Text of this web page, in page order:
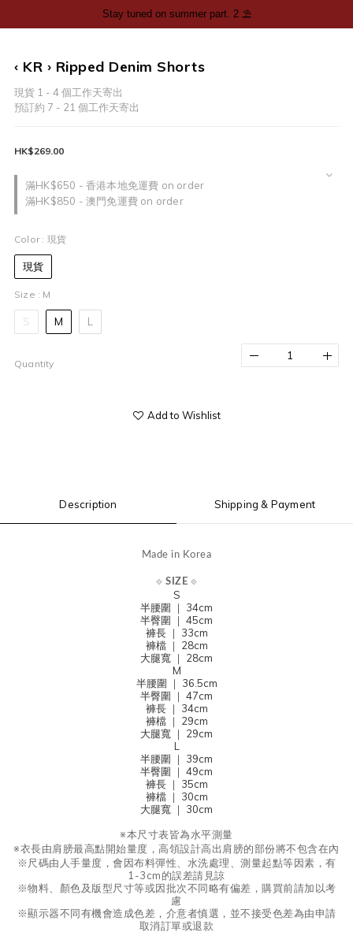
‹ KR › Ripped Denim Shorts
現貨 1 - 4 個工作天寄出
預訂約 7 - 21 個工作天寄出
滿HK$650 - 香港本地免運費 on order
滿HK$850 - 澳門免運費 on order
HK$269.00
Color : 現貨
現貨
Size : M
S M L
Quantity
Add to Wishlist
Description Shipping & Payment
Made in Korea
⟐ SIZE ⟐
S
半腰圍 ｜ 34cm
半臀圍 ｜ 45cm
褲長｜ 33cm
褲檔｜ 28cm
大腿寬 ｜ 28cm
M
半腰圍 ｜ 36.5cm
半臀圍 ｜ 47cm
褲長｜ 34cm
褲檔｜ 29cm
大腿寬 ｜ 29cm
L
半腰圍 ｜ 39cm
半臀圍 ｜ 49cm
褲長｜ 35cm
褲檔｜ 30cm
大腿寬 ｜ 30cm
※本尺寸表皆為水平測量
※衣長由肩 膀最高點開始量度，高領設計高出肩膀的部份將不包含在內
※尺碼由人手量度，會因布料彈性、水洗處理、測量起點等因素，有
1-3cm的誤差請見諒
※物料、顏色及版型尺寸等或因批次不同略有偏差，購買前請加以考
慮
※顯示器不同有機會造成色差，介意者慎選，並不接受色差為由申請
取消訂單或退款